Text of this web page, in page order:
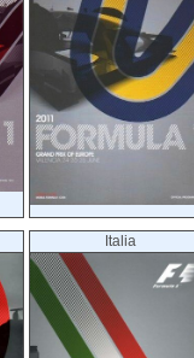
Italia